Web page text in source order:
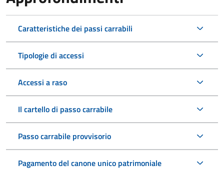
Caratteristiche dei passi carrabili
Tipologie di accessi
Accessi a raso
Il cartello di passo carrabile
Passo carrabile provvisorio
Pagamento del canone unico patrimoniale